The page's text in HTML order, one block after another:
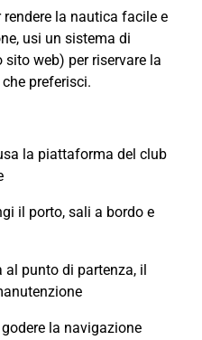
la nautica facile e
usi un sistema di
web) per riservare la
preferisci.
la piattaforma del club
il porto, sali a bordo e
al punto di partenza, il
la navigazione